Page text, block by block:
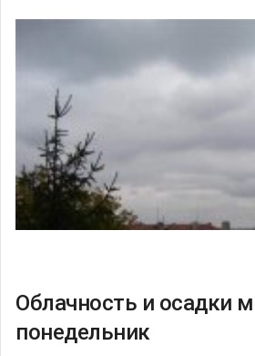
Облачность и осадки
понедельник